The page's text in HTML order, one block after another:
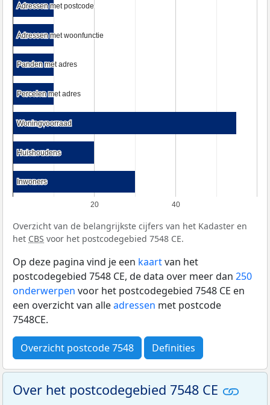
20 40
Adressen met postcode
Adressen met postcode
Adressen met woonfunctie
Adressen met woonfunctie
Panden met adres
Panden met adres
Percelen met adres
Percelen met adres
Woningvoorraad
Woningvoorraad
Huishoudens
Huishoudens
Inwoners
Inwoners
Overzicht van de belangrijkste cijfers van het Kadaster en
het CBS voor het postcodegebied 7548 CE.
Op deze pagina vind je een kaartvan het
postcodegebied 7548 CE, de data over meer dan 250
onderwerpen voor het postcodegebied 7548 CE en
een overzicht van alleadressen met postcode
7548CE.
Overzicht postcode 7548 Definities
Over het postcodegebied 7548 CE